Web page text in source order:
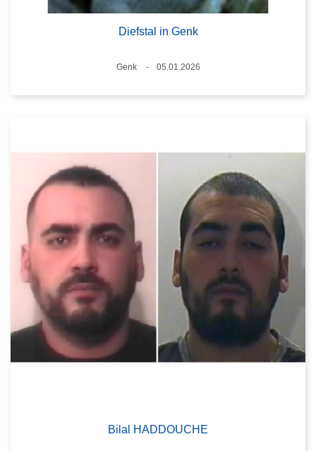
Diefstal in Genk
Plaats
Genk
05.01.2026
Bilal HADDOUCHE